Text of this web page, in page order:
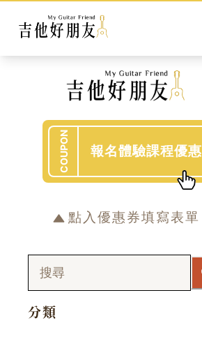
COUPON 報名體驗課程優惠
點入優惠券填寫表單
分類